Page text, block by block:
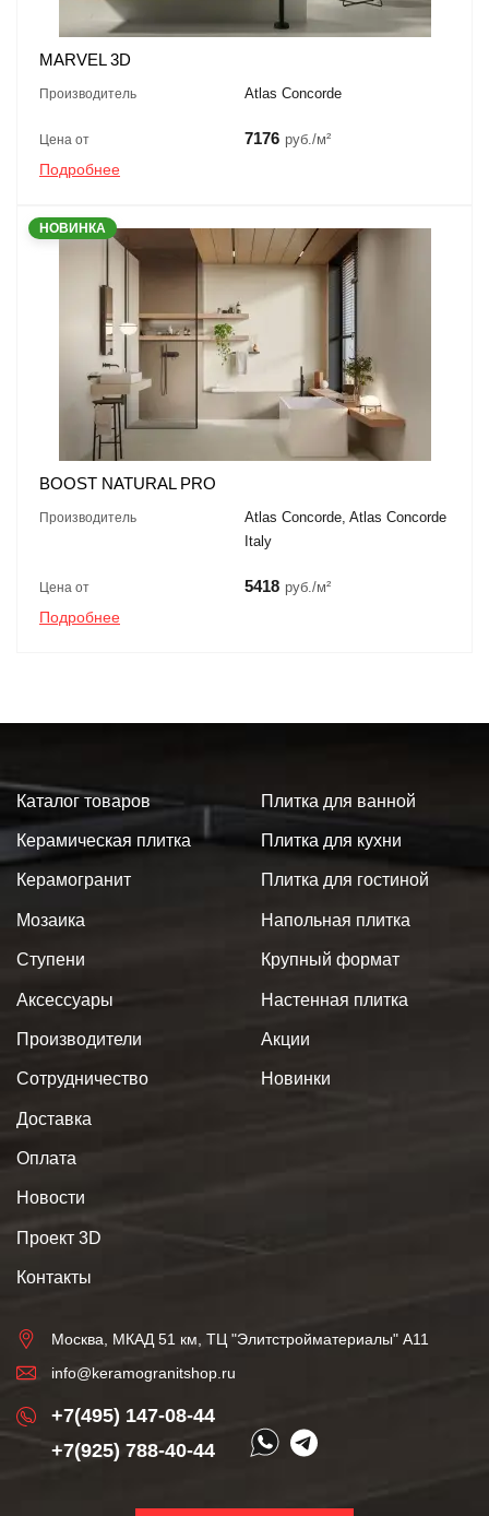
MARVEL 3D
Производитель Atlas Concorde
Цена от 7176 руб./м²
Подробнее
НОВИНКА
BOOST NATURAL PRO
Производитель
Atlas Concorde, Atlas Concorde
Italy
Цена от 5418 руб./м²
Подробнее
Каталог товаров
Керамическая плитка
Керамогранит
Мозаика
Ступени
Аксессуары
Плитка для ванной
Плитка для кухни
Плитка для гостиной
Напольная плитка
Крупный формат
Настенная плитка
Производители
Сотрудничество
Доставка
Оплата
Новости
Проект 3D
Контакты
Акции
Новинки
Москва, МКАД 51 км, ТЦ "Элитстройматериалы" А11
info@keramogranitshop.ru
+7(495) 147-08-44
+7(925) 788-40-44